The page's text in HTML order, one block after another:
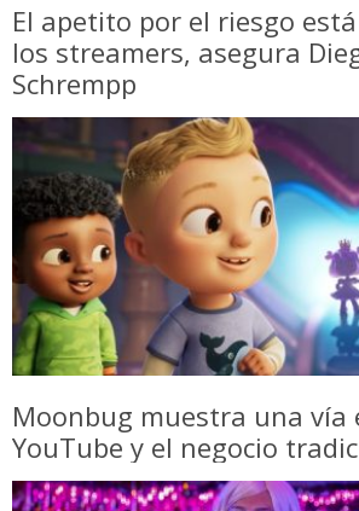
El apetito por el riesgo
los streamers, asegura
Schrempp
Moonbug muestra una vía
YouTube y el negocio